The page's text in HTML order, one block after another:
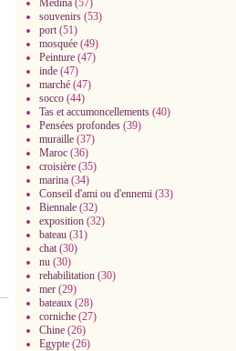
Médina (57)
souvenirs (53)
port(51)
mosquée (49)
Peinture (47)
inde (47)
marché (47)
socco (44)
Tas et accumoncellements (40)
Pensées profondes (39)
muraille (37)
Maroc (36)
croisière (35)
marina (34)
Conseil d'ami ou d'ennemi (33)
Biennale (32)
exposition (32)
bateau (31)
chat(30)
nu (30)
rehabilitation (30)
mer (29)
bateaux (28)
corniche (27)
Chine (26)
Egypte (26)